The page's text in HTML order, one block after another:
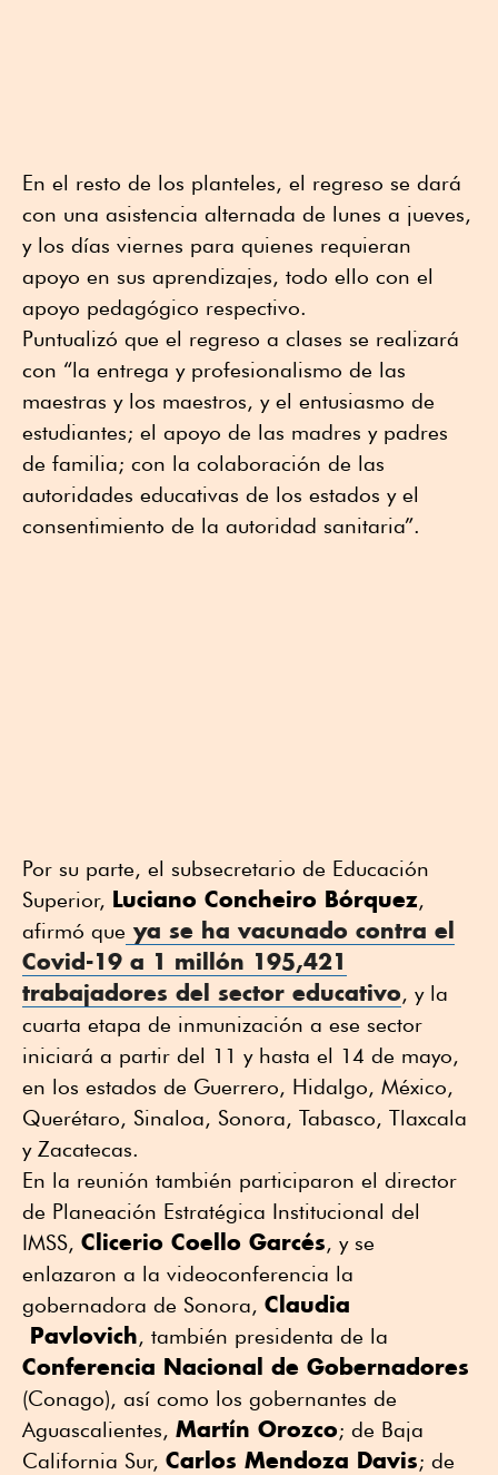
En el resto de los planteles, el regreso se dará
con una asistencia alternada de lunes a jueves,
y los días viernes para quienes requieran
apoyo en sus aprendizajes, todo ello con el
apoyo pedagógico respectivo.
Puntualizó que el regreso a clases se realizará
con “la entrega y profesionalismo de las
maestras y los maestros, y el entusiasmo de
estudiantes; el apoyo de las madres y padres
de familia; con la colaboración de las
autoridades educativas de los estados y el
consentimiento de la autoridad sanitaria”.
Por su parte, el subsecretario de Educación
Superior, Luciano Concheiro Bórquez,
afirmó que ya se ha vacunado contra el
Covid-19 a 1 millón 195,421
trabajadores del sector educativo, y la
cuarta etapa de inmunización a ese sector
iniciará a partir del 11 y hasta el 14 de mayo,
en los estados de Guerrero, Hidalgo, México,
Querétaro, Sinaloa, Sonora, Tabasco, Tlaxcala
y Zacatecas.
En la reunión también participaron el director
de Planeación Estratégica Institucional del
IMSS, Clicerio Coello Garcés, y se
enlazaron a la videoconferencia la
gobernadora de Sonora, Claudia
Pavlovich, también presidenta de la
Conferencia Nacional de Gobernadores
(Conago), así como los gobernantes de
Aguascalientes, Martín Orozco; de Baja
California Sur, Carlos Mendoza Davis; de